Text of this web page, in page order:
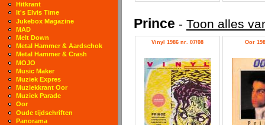
Prince - Toon alles
Vinyl 1986 nr. 07/08 Oor
Hitkrant
It's Elvis Time
Jukebox Magazine
MAD
Melt Down
Metal Hammer & Aardschok
Metal Hammer & Crash
MOJO
Music Maker
Muziek Expres
Muziekkrant Oor
Muziek Parade
Oor
Oude tijdschriften
Panorama